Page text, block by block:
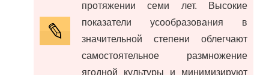
протяжении семи лет. Высокие
показатели усообразования в
значительной степени облегчают
самостоятельное размножение
ягодной культуры и минимизируют